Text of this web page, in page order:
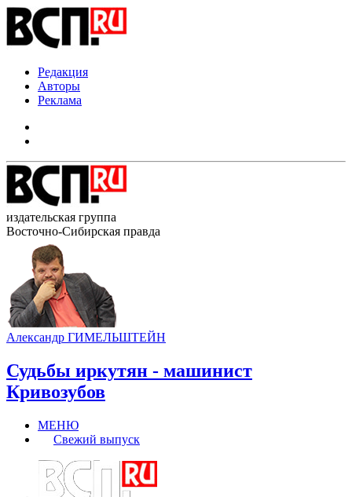
Редакция
Авторы
Реклама
издательская группа
Восточно-Сибирская правда
Александр ГИМЕЛЬШТЕЙН
Судьбы иркутян - машинист
Кривозубов
МЕНЮ
Свежий выпуск